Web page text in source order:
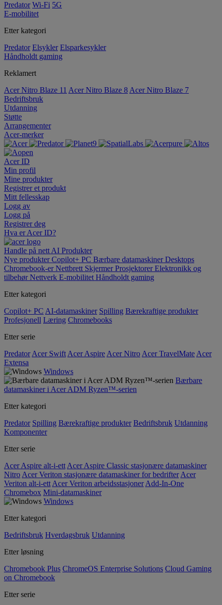
Predator Wi-Fi 5G
E-mobilitet
Etter kategori
Predator Elsykler Elsparkesykler
Håndholdt gaming
Reklamert
Acer Nitro Blaze 11 Acer Nitro Blaze 8 Acer Nitro Blaze 7
Bedriftsbruk
Utdanning
Støtte
Arrangementer
Acer-merker
Acer ID
Min profil
Mine produkter
Registrer et produkt
Mitt fellesskap
Logg av
Logg på
Registrer deg
Hva er Acer ID?
Handle på nett AI Produkter
Nye produkterCopilot+ PC Bærbare datamaskinerDesktops
Chromebook-erNettbrett SkjermerProsjektorerElektronikk og
tilbehørNettverk E-mobilitet Håndholdt gaming
Etter kategori
Copilot+ PC AI-datamaskiner Spilling Bærekraftige produkter
Profesjonell Læring Chromebooks
Etter serie
Predator Acer Swift Acer Aspire Acer Nitro Acer TravelMate Acer
Extensa
Windows
Bærbare
datamaskiner i Acer ADM Ryzen™-serien
Etter kategori
Predator Spilling Bærekraftige produkter Bedriftsbruk Utdanning
Komponenter
Etter serie
Acer Aspire alt-i-ett Acer Aspire Classic stasjonære datamaskiner
Nitro Acer Veriton stasjonære datamaskiner for bedrifter Acer
Veriton alt-i-ett Acer Veriton arbeidsstasjoner Add-In-One
Chromebox Mini-datamaskiner
Windows
Etter kategori
Bedriftsbruk Hverdagsbruk Utdanning
Etter løsning
Chromebook Plus ChromeOS Enterprise Solutions Cloud Gaming
on Chromebook
Etter serie